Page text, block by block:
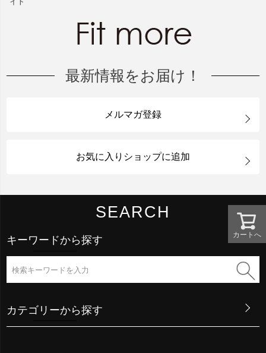
カートへ
イト
最新情報をお届け！
メルマガ登録
お気に入りショップに追加
SEARCH
キーワードから探す
カテゴリーから探す